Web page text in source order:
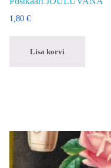
1,80 €
Lisa korvi